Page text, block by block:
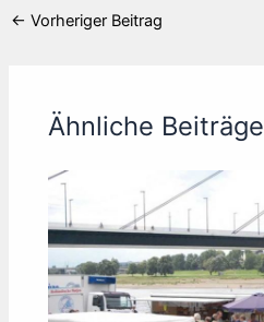
← Vorheriger Beitrag
Ähnliche Beiträge